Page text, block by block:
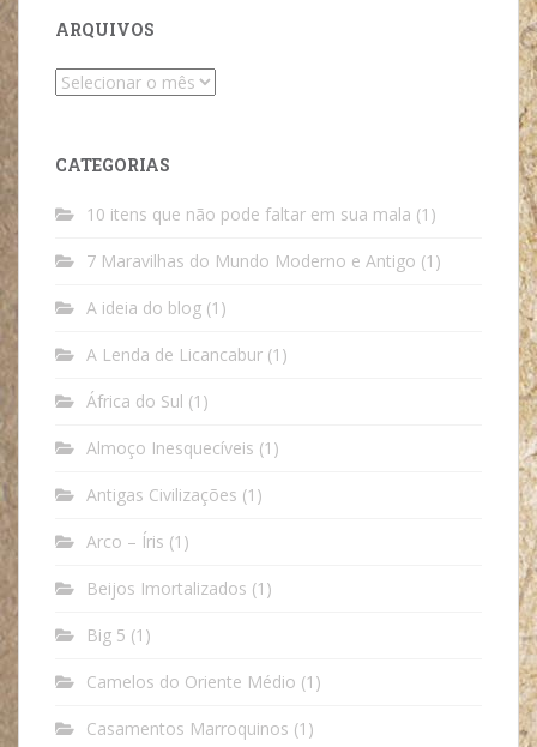
ARQUIVOS
Arquivos
CATEGORIAS
10 itens que não pode faltar em sua mala (1)
7 Maravilhas do Mundo Moderno e Antigo (1)
A ideia do blog (1)
A Lenda de Licancabur (1)
África do Sul (1)
Almoço Inesquecíveis (1)
Antigas Civilizações (1)
Arco – Íris (1)
Beijos Imortalizados (1)
Big 5 (1)
Camelos do Oriente Médio (1)
Casamentos Marroquinos (1)